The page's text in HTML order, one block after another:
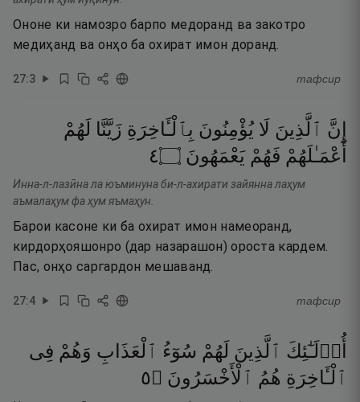
Ононе ки намозро барпо медоранд ва закотро
медиҳанд ва онҳо ба охират имон доранд.
27:3 тафсир
إِنَّ ٱلَّذِينَ لَا يُؤْمِنُونَ بِٱلْـَٔاخِرَةِ زَيَّنَّا لَهُمْ
أَعْمَـٰلَهُمْ فَهُمْ يَعْمَهُونَ ۝٤
Инна-л-лазӣна ла юъминуна би-л-ахирати зайянна лаҳум
аъмалаҳум фа ҳум яъмаҳун.
Барои касоне ки ба охират имон намеоранд,
кирдорҳояшонро (дар назарашон) ороста кардем.
Пас, онҳо саргардон мешаванд.
27:4 тафсир
أُو۟لَـٰٓئِكَ ٱلَّذِينَ لَهُمْ سُوٓءُ ٱلْعَذَابِ وَهُمْ فِى
ٱلْـَٔاخِرَةِ هُمُ ٱلْأَخْسَرُونَ ۝٥